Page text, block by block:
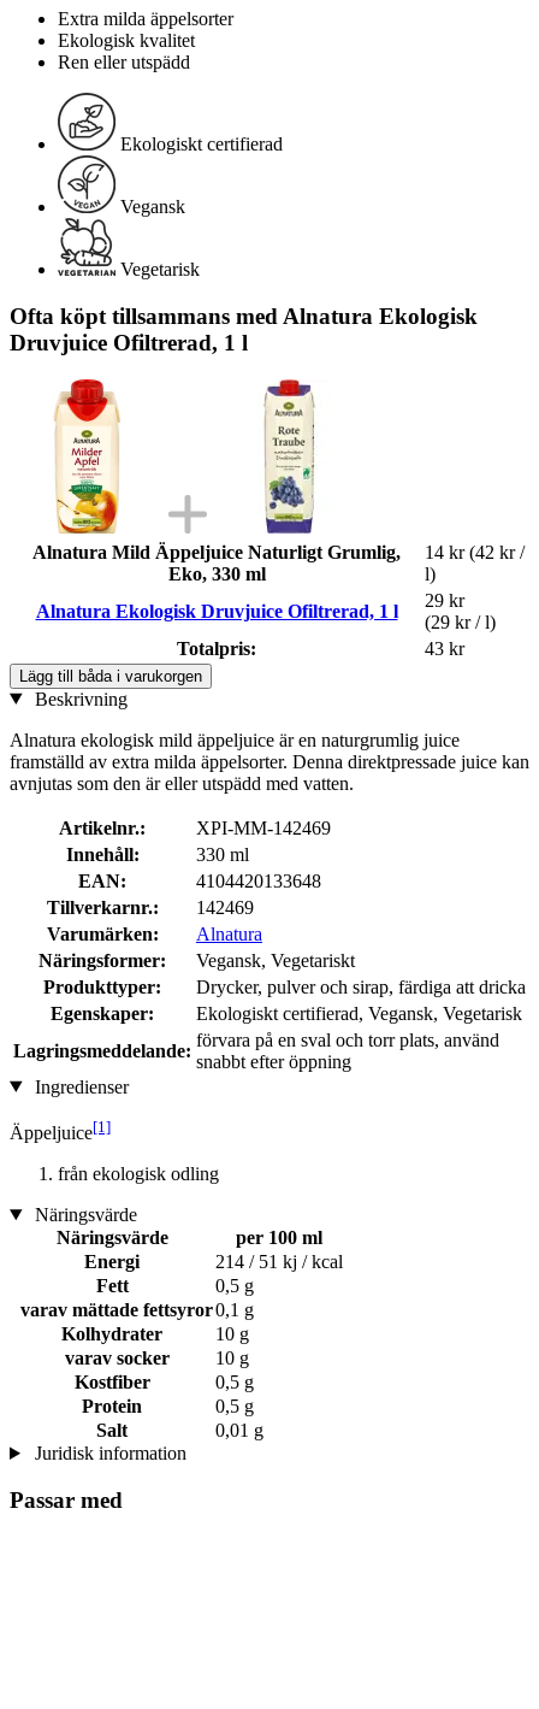
Extra milda äppelsorter
Ekologisk kvalitet
Ren eller utspädd
Ekologiskt certifierad
Vegansk
Vegetarisk
Ofta köpt tillsammans med Alnatura Ekologisk
Druvjuice Ofiltrerad, 1 l
Alnatura Mild Äppeljuice Naturligt Grumlig,
Eko, 330 ml
14 kr (42 kr /
l)
Alnatura Ekologisk Druvjuice Ofiltrerad, 1 l
29 kr
(29 kr / l)
Totalpris:
43 kr
Lägg till båda i varukorgen
Beskrivning
Alnatura ekologisk mild äppeljuice är en naturgrumlig juice
framställd av extra milda äppelsorter. Denna direktpressade juice kan
avnjutas som den är eller utspädd med vatten.
Artikelnr.:
XPI-MM-142469
Innehåll:
330 ml
EAN:
4104420133648
Tillverkarnr.:
142469
Varumärken:
Alnatura
Näringsformer:
Vegansk, Vegetariskt
Produkttyper:
Drycker, pulver och sirap, färdiga att dricka
Egenskaper:
Ekologiskt certifierad, Vegansk, Vegetarisk
Lagringsmeddelande:
förvara på en sval och torr plats, använd
snabbt efter öppning
Ingredienser
Äppeljuice[1]
från ekologisk odling
Näringsvärde
Näringsvärde
per 100 ml
Energi
214 / 51 kj / kcal
Fett
0,5 g
varav mättade fettsyror0,1 g
Kolhydrater
10 g
varav socker
10 g
Kostfiber
0,5 g
Protein
0,5 g
Salt
0,01 g
Juridisk information
Passar med